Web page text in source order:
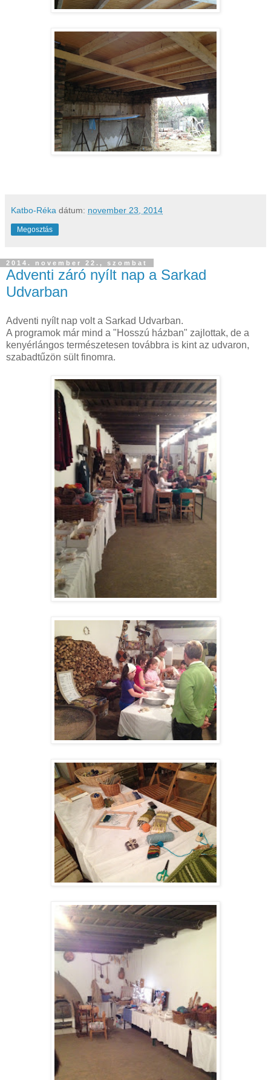
Katbo-Réka dátum: november 23, 2014
Megosztás
2014. november 22., szombat
Adventi záró nyílt nap a Sarkad
Udvarban
Adventi nyílt nap volt a Sarkad Udvarban.
A programok már mind a "Hosszú házban" zajlottak, de a
kenyérlángos természetesen továbbra is kint az udvaron,
szabadtűzön sült finomra.